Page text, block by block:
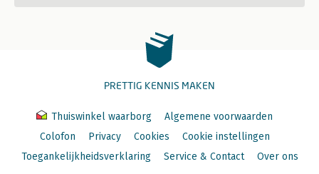
PRETTIG KENNIS MAKEN
Thuiswinkel waarborg
Algemene voorwaarden
Colofon
Privacy Cookies
Cookie instellingen
Toegankelijkheidsverklaring
Service & Contact Over ons